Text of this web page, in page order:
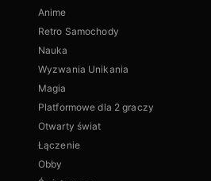
Anime
Retro Samochody
Nauka
Wyzwania Unikania
Magia
Platformowe dla 2 graczy
Otwarty świat
Łączenie
Obby